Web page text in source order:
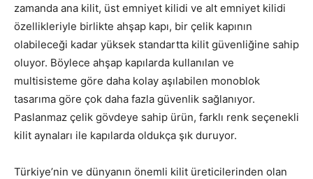
zamanda ana kilit, üst emniyet kilidi ve alt emniyet kilidi
özellikleriyle birlikte ahşap kapı, bir çelik kapının
olabileceği kadar yüksek standartta kilit güvenliğine sahip
oluyor. Böylece ahşap kapılarda kullanılan ve
multisisteme göre daha kolay aşılabilen monoblok
tasarıma göre çok daha fazla güvenlik sağlanıyor.
Paslanmaz çelik gövdeye sahip ürün, farklı renk seçenekli
kilit aynaları ile kapılarda oldukça şık duruyor.
Türkiye’nin ve dünyanın önemli kilit üreticilerinden olan